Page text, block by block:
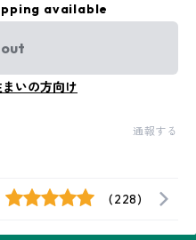
available
いの方向け
通報する
(228)